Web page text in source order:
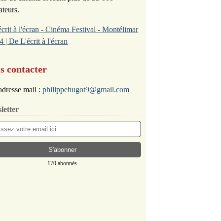
à l'écran - Cinéma Festival - Montélimar
| De L'écrit à l'écran
contacter
mail :philippehugot9@gmail.com
170 abonnés